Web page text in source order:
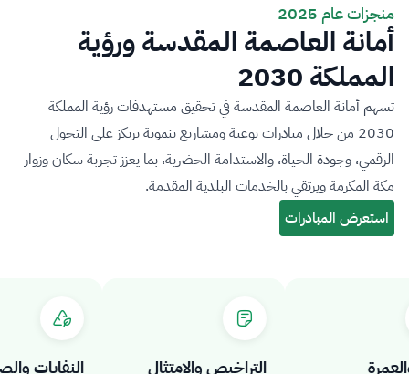
منجزات عام 2025
أمانة العاصمة المقدسة ورؤية
المملكة 2030
تسهم أمانة العاصمة المقدسة في تحقيق مستهدفات رؤية المملكة
2030 من خلال مبادرات نوعية ومشاريع تنموية ترتكز على التحول
الرقمي، وجودة الحياة، والاستدامة الحضرية، بما يعزز تجربة سكان وزوار
مكة المكرمة ويرتقي بالخدمات البلدية المقدمة.
النفايات
التراخيص والامتثال